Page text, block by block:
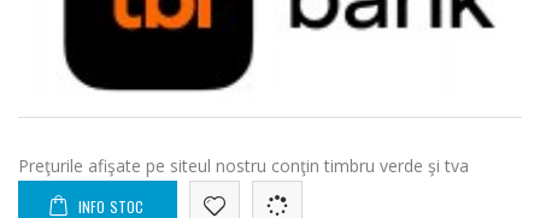
Preţurile afişate pe siteul nostru conţin timbru verde şi tva
INFO STOC